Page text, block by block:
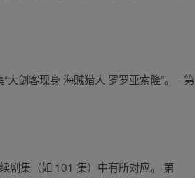
大剑客现身 海贼猎人 罗罗亚索隆”。 - 第
剧集（如 101 集）中有所对应。 第